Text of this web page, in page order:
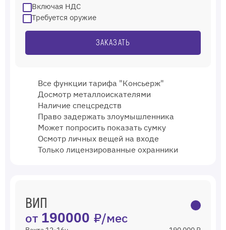
Включая НДС
Требуется оружие
ЗАКАЗАТЬ
Все функции тарифа "Консьерж"
Досмотр металлоискателями
Наличие спецсредств
Право задержать злоумышленника
Может попросить показать сумку
Осмотр личных вещей на входе
Только лицензированные охранники
ВИП
от 190000 ₽/мес